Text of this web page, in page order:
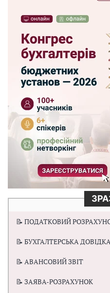
📝 ПОДАТКОВИЙ
📝 БУХГАЛТЕРСЬКА ДОВІДКА
📝 АВАНСОВИЙ ЗВІТ
📝 ЗАЯВА-РОЗРАХУНОК